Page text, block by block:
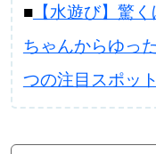
■【水遊び】驚
ちゃんからゆっ
つの注目スポッ